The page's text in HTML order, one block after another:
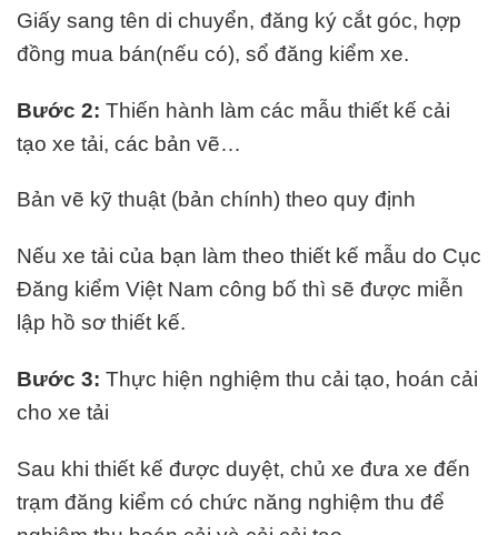
Giấy sang tên di chuyển, đăng ký cắt góc, hợp
đồng mua bán(nếu có), sổ đăng kiểm xe.
Bước 2: Thiến hành làm các mẫu thiết kế cải
tạo xe tải, các bản vẽ…
Bản vẽ kỹ thuật (bản chính) theo quy định
Nếu xe tải của bạn làm theo thiết kế mẫu do Cục
Đăng kiểm Việt Nam công bố thì sẽ được miễn
lập hồ sơ thiết kế.
Bước 3: Thực hiện nghiệm thu cải tạo, hoán cải
cho xe tải
Sau khi thiết kế được duyệt, chủ xe đưa xe đến
trạm đăng kiểm có chức năng nghiệm thu để